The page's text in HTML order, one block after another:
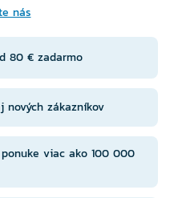
nás
80 € zadarmo
nových zákazníkov
viac ako 100 000